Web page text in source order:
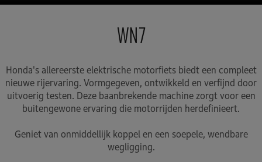
WN7
Honda's allereerste elektrische motorfiets biedt een compleet
nieuwe rijervaring. Vormgegeven, ontwikkeld en verfijnd door
uitvoerig testen. Deze baanbrekende machine zorgt voor een
buitengewone ervaring die motorrijden herdefinieert.
Geniet van onmiddellijk koppel en een soepele, wendbare
wegligging.